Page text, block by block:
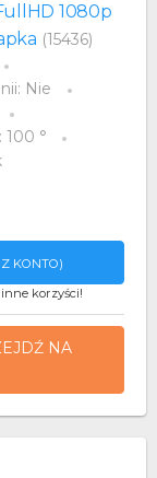
1080p
(15436)
Nie
°
KONTO)
korzyści!
NA